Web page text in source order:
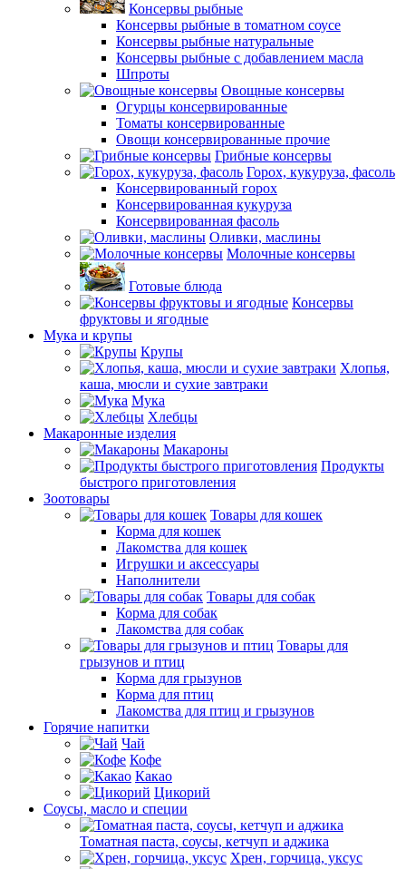
Консервы рыбные
Консервы рыбные в томатном соусе
Консервы рыбные натуральные
Консервы рыбные с добавлением масла
Шпроты
Овощные консервы
Огурцы консервированные
Томаты консервированные
Овощи консервированные прочие
Грибные консервы
Горох, кукуруза, фасоль
Консервированный горох
Консервированная кукуруза
Консервированная фасоль
Оливки, маслины
Молочные консервы
Готовые блюда
Консервы
фруктовы и ягодные
Мука и крупы
Крупы
Хлопья,
каша, мюсли и сухие завтраки
Мука
Хлебцы
Макаронные изделия
Макароны
Продукты
быстрого приготовления
Зоотовары
Товары для кошек
Корма для кошек
Лакомства для кошек
Игрушки и аксессуары
Наполнители
Товары для собак
Корма для собак
Лакомства для собак
Товары для
грызунов и птиц
Корма для грызунов
Корма для птиц
Лакомства для птиц и грызунов
Горячие напитки
Чай
Кофе
Какао
Цикорий
Соусы, масло и специи
Томатная паста, соусы, кетчуп и аджика
Хрен, горчица, уксус